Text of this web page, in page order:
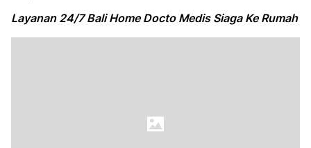
Layanan 24/7 Bali Home Docto Medis Siaga Ke Rumah